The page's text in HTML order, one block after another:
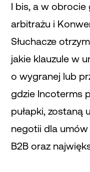
I bis, a w obrocie
arbitrażu i
Słuchacze
jakie klauzule w
o wygranej lub
gdzie Incoterms
pułapki, zostaną
negotii dla
B2B oraz